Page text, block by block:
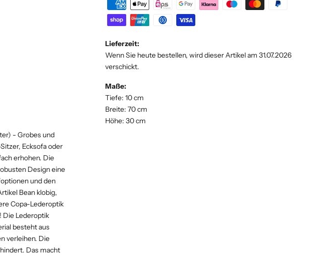
Lieferzeit:
Wenn Sie heute bestellen, wird dieser Artikel am 31.07.2026
verschickt.
Maße:
Tiefe: 10 cm
Breite: 70 cm
Höhe: 30 cm
- Grobes und
Ecksofa oder
erhohen. Die
Design eine
und den
Bean klobig,
Copa-Lederoptik
Die Lederoptik
besteht aus
verleihen. Die
Das macht